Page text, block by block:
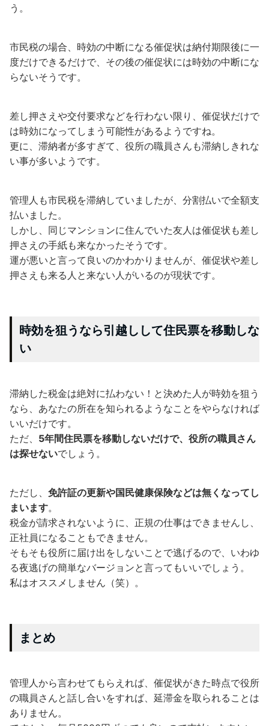
う。
市民税の場合、時効の中断になる催促状は納付期限後に一
度だけできるだけで、その後の催促状には時効の中断にな
らないそうです。
差し押さえや交付要求などを行わない限り、催促状だけで
は時効になってしまう可能性があるようですね。
更に、滞納者が多すぎて、役所の職員さんも滞納しきれな
い事が多いようです。
管理人も市民税を滞納していましたが、分割払いで全額支
払いました。
しかし、同じマンションに住んでいた友人は催促状も差し
押さえの手紙も来なかったそうです。
運が悪いと言って良いのかわかりませんが、催促状や差し
押さえも来る人と来ない人がいるのが現状です。
時効を狙うなら引越しして住民票を移動しな
い
滞納した税金は絶対に払わない！と決めた人が時効を狙う
なら、あなたの所在を知られるようなことをやらなければ
いいだけです。
ただ、 5年間住民票を移動しないだけで、役所の職員さん
は探せないでしょう。
ただし、 免許証の更新や国民健康保険などは無くなってし
まいます。
税金が請求されないように、正規の仕事はできませんし、
正社員になることもできません。
そもそも役所に届け出をしないことで逃げるので、いわゆ
る夜逃げの簡単なバージョンと言ってもいいでしょう。
私はオススメしません（笑）。
まとめ
管理人から言わせてもらえれば、催促状がきた時点で役所
の職員さんと話し合いをすれば、延滞金を取られることは
ありません。